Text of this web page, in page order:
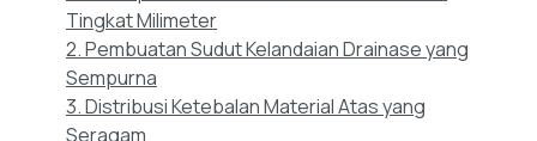
Tingkat Milimeter
2. Pembuatan Sudut Kelandaian Drainase yang
Sempurna
3. Distribusi Ketebalan Material Atas yang
Seragam